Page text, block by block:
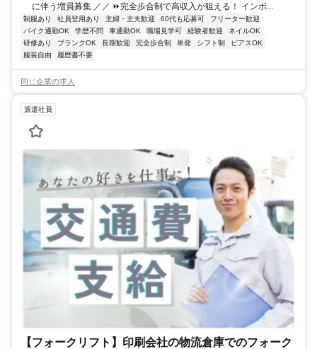
に伴う増員募集 ／／ ⏩完全歩合制で高収入が狙える！ インボ...
制服あり 社員登用あり 主婦・主夫歓迎 60代も応募可
フリーター歓迎
バイク通勤OK
学歴不問 車通勤OK 職場見学可 経験者歓迎
ネイルOK
研修あり
ブランクOK 長期歓迎 完全歩合制 単発 シフト制
ピアスOK
服装自由
履歴書不要
同じ企業の求人
派遣社員
【フォークリフト】印刷会社の物流倉庫でのフォーク